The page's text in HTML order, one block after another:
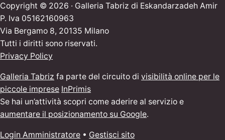
Copyright © 2026 · Galleria Tabriz di Eskandarzadeh Amir
P. Iva 05162160963
Via Bergamo 8, 20135 Milano
Tutti i diritti sono riservati.
Privacy Policy
Galleria Tabriz fa parte del circuito divisibilità online per le
piccole imprese InPrimis
Se hai un’attività scopri come aderire al servizio e
aumentare il posizionamento su Google.
Login Amministratore • Gestisci sito